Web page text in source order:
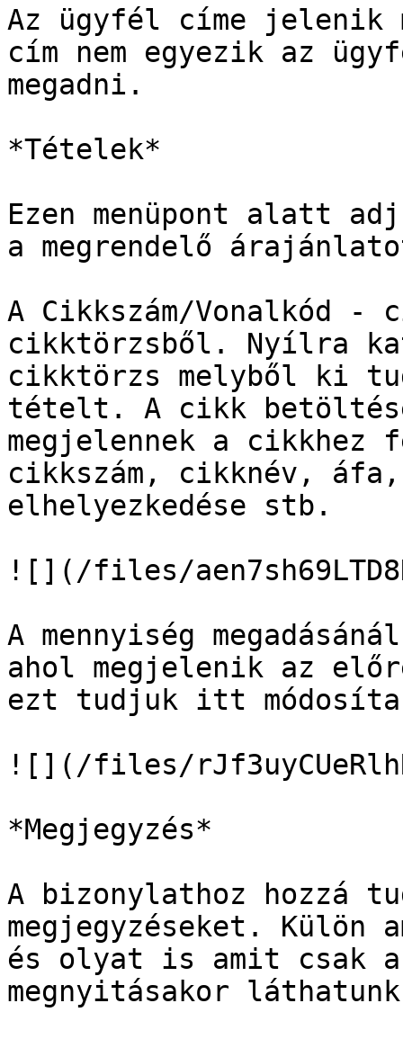
Az ügyfél címe
cím nem egyezik az
megadni.
*Tételek*
Ezen menüpont alatt
a megrendelő
A Cikkszám/Vonalkód -
cikktörzsből. Nyílra
cikktörzs melyből ki
tételt. A cikk
megjelennek a
cikkszám, cikknév,
elhelyezkedése stb.
![](/files/
A mennyiség
ahol megjelenik az
ezt tudjuk itt
![](/files/
*Megjegyzés*
A bizonylathoz hozzá
megjegyzéseket. Külön
és olyat is amit csak
megnyitásakor láthatunk